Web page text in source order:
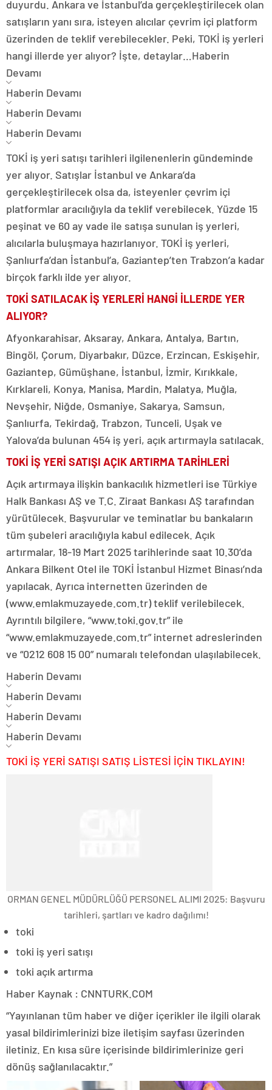
duyurdu. Ankara ve İstanbul’da gerçekleştirilecek olan
satışların yanı sıra, isteyen alıcılar çevrim içi platform
üzerinden de teklif verebilecekler. Peki, TOKİ iş yerleri
hangi illerde yer alıyor? İşte, detaylar… Haberin
Devamı
Haberin Devamı
Haberin Devamı
Haberin Devamı
TOKİ iş yeri satışı tarihleri ilgilenenlerin gündeminde
yer alıyor. Satışlar İstanbul ve Ankara’da
gerçekleştirilecek olsa da, isteyenler çevrim içi
platformlar aracılığıyla da teklif verebilecek. Yüzde 15
peşinat ve 60 ay vade ile satışa sunulan iş yerleri,
alıcılarla buluşmaya hazırlanıyor. TOKİ iş yerleri,
Şanlıurfa’dan İstanbul’a, Gaziantep’ten Trabzon’a kadar
birçok farklı ilde yer alıyor.
TOKİ SATILACAK İŞ YERLERİ HANGİ İLLERDE YER
ALIYOR?
Afyonkarahisar, Aksaray, Ankara, Antalya, Bartın,
Bingöl, Çorum, Diyarbakır, Düzce, Erzincan, Eskişehir,
Gaziantep, Gümüşhane, İstanbul, İzmir, Kırıkkale,
Kırklareli, Konya, Manisa, Mardin, Malatya, Muğla,
Nevşehir, Niğde, Osmaniye, Sakarya, Samsun,
Şanlıurfa, Tekirdağ, Trabzon, Tunceli, Uşak ve
Yalova’da bulunan 454 iş yeri, açık artırmayla satılacak.
TOKİ İŞ YERİ SATIŞI AÇIK ARTIRMA TARİHLERİ
Açık artırmaya ilişkin bankacılık hizmetleri ise Türkiye
Halk Bankası AŞ ve T.C. Ziraat Bankası AŞ tarafından
yürütülecek. Başvurular ve teminatlar bu bankaların
tüm şubeleri aracılığıyla kabul edilecek. Açık
artırmalar, 18-19 Mart 2025 tarihlerinde saat 10.30’da
Ankara Bilkent Otel ile TOKİ İstanbul Hizmet Binası’nda
yapılacak. Ayrıca internetten üzerinden de
(www.emlakmuzayede.com.tr) teklif verilebilecek.
Ayrıntılı bilgilere, “www.toki.gov.tr” ile
“www.emlakmuzayede.com.tr” internet adreslerinden
ve “0212 608 15 00” numaralı telefondan ulaşılabilecek.
Haberin Devamı
Haberin Devamı
Haberin Devamı
Haberin Devamı
TOKİ İŞ YERİ SATIŞI SATIŞ LİSTESİ İÇİN TIKLAYIN!
ORMAN GENEL MÜDÜRLÜĞÜ PERSONEL ALIMI 2025: Başvuru
tarihleri, şartları ve kadro dağılımı!
toki
toki iş yeri satışı
toki açık artırma
Haber Kaynak : CNNTURK.COM
“Yayınlanan tüm haber ve diğer içerikler ile ilgili olarak
yasal bildirimlerinizi bize iletişim sayfası üzerinden
iletiniz. En kısa süre içerisinde bildirimlerinize geri
dönüş sağlanılacaktır.”